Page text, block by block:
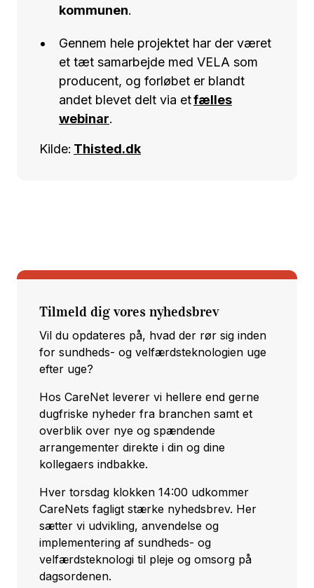
kommunen.
Gennem hele projektet har der været
et tæt samarbejde med VELA som
producent, og forløbet er blandt
andet blevet delt via etfælles
webinar.
Kilde: Thisted.dk
Tilmeld dig vores nyhedsbrev
Vil du opdateres på, hvad der rør sig inden
for sundheds- og velfærdsteknologien uge
efter uge?
Hos CareNet leverer vi hellere end gerne
dugfriske nyheder fra branchen samt et
overblik over nye og spændende
arrangementer direkte i din og dine
kollegaers indbakke.
Hver torsdag klokken 14:00 udkommer
CareNets fagligt stærke nyhedsbrev. Her
sætter vi udvikling, anvendelse og
implementering af sundheds- og
velfærdsteknologi til pleje og omsorg på
dagsordenen.